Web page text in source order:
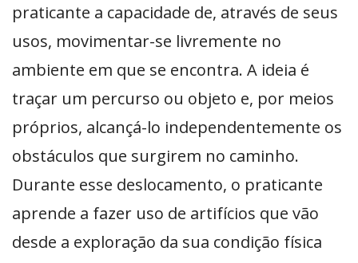
praticante a capacidade de, através de seus
usos, movimentar-se livremente no
ambiente em que se encontra. A ideia é
traçar um percurso ou objeto e, por meios
próprios, alcançá-lo independentemente os
obstáculos que surgirem no caminho.
Durante esse deslocamento, o praticante
aprende a fazer uso de artifícios que vão
desde a exploração da sua condição física